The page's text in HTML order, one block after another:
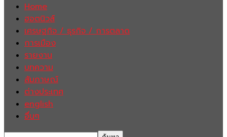
Home
ฮอตนิวส์
เศรษฐกิจ / ธุรกิจ / การตลาด
การเมือง
รายงาน
บทความ
สัมภาษณ์
ต่างประเทศ
english
อื่นๆ